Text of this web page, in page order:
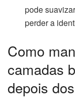
pode
perder a
Como
camadas
depois